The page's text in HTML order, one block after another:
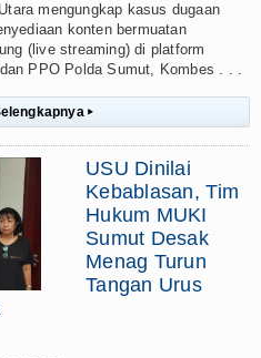
mengungkap kasus dugaan
konten bermuatan
(live streaming) di platform
PPO Polda Sumut, Kombes . . .
▸
USU Dinilai
Kebablasan, Tim
Hukum MUKI
Sumut Desak
Menag Turun
Tangan Urus